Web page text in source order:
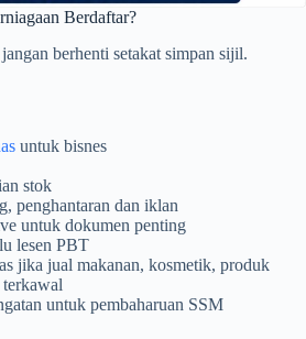
Berdaftar?
berhenti setakat simpan sijil.
untuk bisnes
stok
penghantaran dan iklan
untuk dokumen penting
lesen PBT
jika jual makanan, kosmetik, produk
terkawal
untuk pembaharuan SSM